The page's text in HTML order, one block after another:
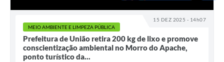
15 DEZ 2025 - 14h07
MEIO AMBIENTE E LIMPEZA PÚBLICA
Prefeitura de União retira 200 kg de lixo e promove
conscientização ambiental no Morro do Apache,
ponto turístico da...